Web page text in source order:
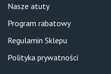
Nasze atuty
Program rabatowy
Regulamin Sklepu
Polityka prywatności